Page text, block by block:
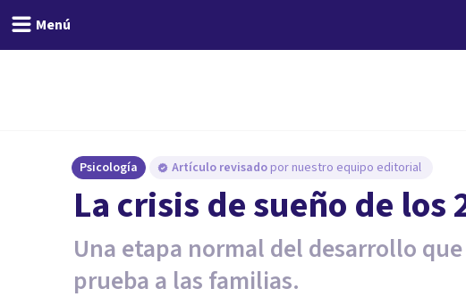
Menú
Psicología Artículo revisado por nuestro equipo editorial
La crisis de sueño de los
Una etapa normal del desarrollo
prueba a las familias.